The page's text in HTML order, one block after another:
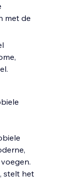
met de
stelt het